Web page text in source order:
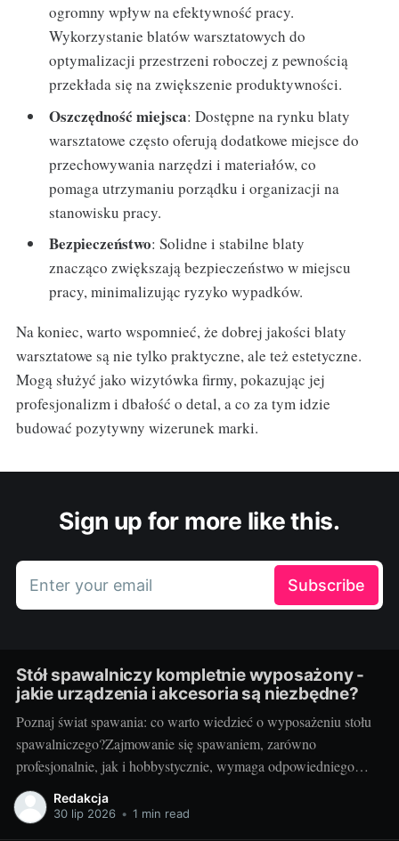
ogromny wpływ na efektywność pracy.
Wykorzystanie blatów warsztatowych do
optymalizacji przestrzeni roboczej z pewnością
przekłada się na zwiększenie produktywności.
Oszczędność miejsca: Dostępne na rynku blaty
warsztatowe często oferują dodatkowe miejsce do
przechowywania narzędzi i materiałów, co
pomaga utrzymaniu porządku i organizacji na
stanowisku pracy.
Bezpieczeństwo: Solidne i stabilne blaty
znacząco zwiększają bezpieczeństwo w miejscu
pracy, minimalizując ryzyko wypadków.
Na koniec, warto wspomnieć, że dobrej jakości blaty
warsztatowe są nie tylko praktyczne, ale też estetyczne.
Mogą służyć jako wizytówka firmy, pokazując jej
profesjonalizm i dbałość o detal, a co za tym idzie
budować pozytywny wizerunek marki.
Sign up for more like this.
Enter your email Subscribe
Stół spawalniczy kompletnie wyposażony -
jakie urządzenia i akcesoria są niezbędne?
Poznaj świat spawania: co warto wiedzieć o wyposażeniu stołu
spawalniczego?Zajmowanie się spawaniem, zarówno
profesjonalnie, jak i hobbystycznie, wymaga odpowiedniego
wyposażenia stołu spawalniczego. Wybór odpowiednich
akcesoriów jest kluczowy dla wydajności i bezpieczeństwa
Redakcja
30 lip 2026 • 1 min read